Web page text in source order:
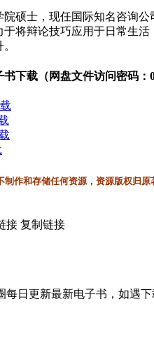
硕士，现任国际知名咨询
将辩论技巧应用于日常生
下载（网盘文件访问密码：
作和存储任何资源，资源版权归
接 复制链接
每日更新最新电子书，如遇下